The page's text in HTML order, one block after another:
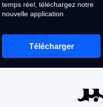
temps réel, téléchargez notre
nouvelle application
Télécharger